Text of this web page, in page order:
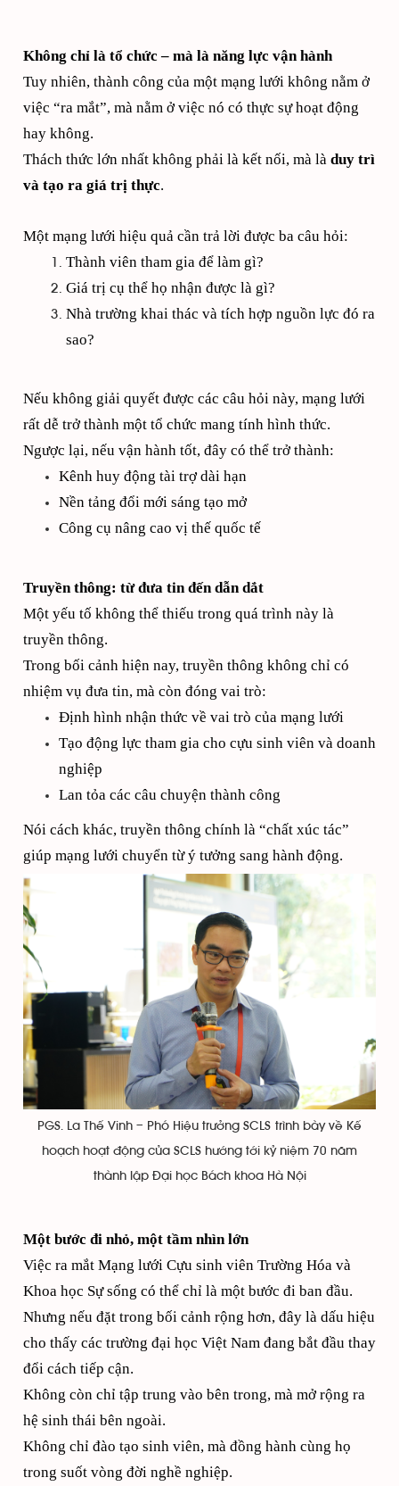
Không chỉ là tổ chức – mà là năng lực vận hành
Tuy nhiên, thành công của một mạng lưới không nằm ở
việc “ra mắt”, mà nằm ở việc nó có thực sự hoạt động
hay không.
Thách thức lớn nhất không phải là kết nối, mà là duy trì
và tạo ra giá trị thực.
Một mạng lưới hiệu quả cần trả lời được ba câu hỏi:
Thành viên tham gia để làm gì?
Giá trị cụ thể họ nhận được là gì?
Nhà trường khai thác và tích hợp nguồn lực đó ra
sao?
Nếu không giải quyết được các câu hỏi này, mạng lưới
rất dễ trở thành một tổ chức mang tính hình thức.
Ngược lại, nếu vận hành tốt, đây có thể trở thành:
Kênh huy động tài trợ dài hạn
Nền tảng đổi mới sáng tạo mở
Công cụ nâng cao vị thế quốc tế
Truyền thông: từ đưa tin đến dẫn dắt
Một yếu tố không thể thiếu trong quá trình này là
truyền thông.
Trong bối cảnh hiện nay, truyền thông không chỉ có
nhiệm vụ đưa tin, mà còn đóng vai trò:
Định hình nhận thức về vai trò của mạng lưới
Tạo động lực tham gia cho cựu sinh viên và doanh
nghiệp
Lan tỏa các câu chuyện thành công
Nói cách khác, truyền thông chính là “chất xúc tác”
giúp mạng lưới chuyển từ ý tưởng sang hành động.
PGS. La Thế Vinh – Phó Hiệu trưởng SCLS trình bày về Kế
hoạch hoạt động của SCLS hướng tới kỷ niệm 70 năm
thành lập Đại học Bách khoa Hà Nội
Một bước đi nhỏ, một tầm nhìn lớn
Việc ra mắt Mạng lưới Cựu sinh viên Trường Hóa và
Khoa học Sự sống có thể chỉ là một bước đi ban đầu.
Nhưng nếu đặt trong bối cảnh rộng hơn, đây là dấu hiệu
cho thấy các trường đại học Việt Nam đang bắt đầu thay
đổi cách tiếp cận.
Không còn chỉ tập trung vào bên trong, mà mở rộng ra
hệ sinh thái bên ngoài.
Không chỉ đào tạo sinh viên, mà đồng hành cùng họ
trong suốt vòng đời nghề nghiệp.